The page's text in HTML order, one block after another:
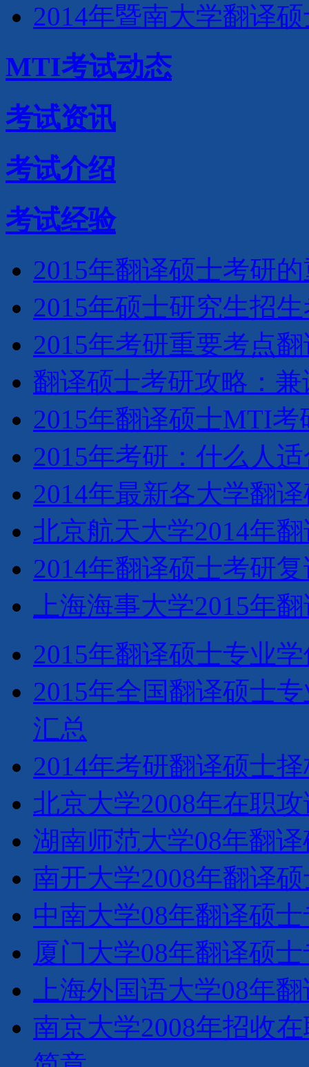
2014年暨南大学翻译
MTI考试动态
考试资讯
考试介绍
考试经验
2015年翻译硕士考研
2015年硕士研究生招
2015年考研重要考点
翻译硕士考研攻略：
2015年翻译硕士MTI
2015年考研：什么人
2014年最新各大学翻
北京航天大学2014年
2014年翻译硕士考研
上海海事大学2015年
2015年翻译硕士专业
2015年全国翻译硕士
汇总
2014年考研翻译硕士
北京大学2008年在职
湖南师范大学08年翻
南开大学2008年翻译
中南大学08年翻译硕
厦门大学08年翻译硕
上海外国语大学08年
南京大学2008年招收